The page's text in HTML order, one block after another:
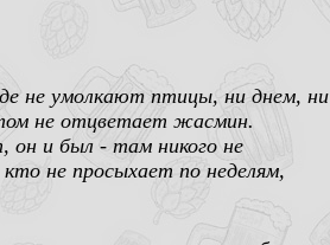
не умолкают птицы, ни днем, ни
не отцветает жасмин.
он и был - там никого не
не просыхает по неделям,